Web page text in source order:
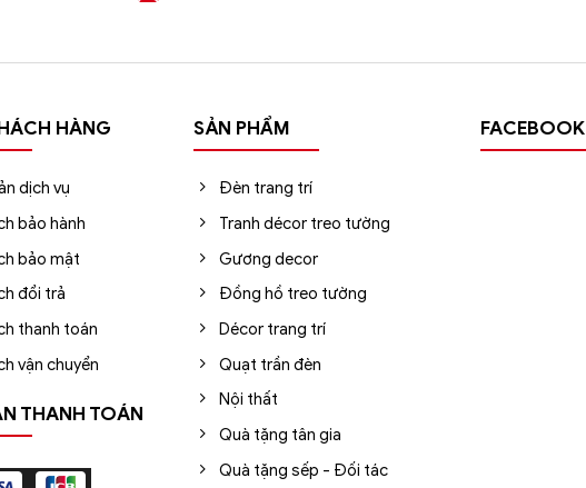
HÀNG
dịch vụ
bảo hành
bảo mật
đổi trả
thanh toán
vận chuyển
THANH TOÁN
SẢN PHẨM
Đèn trang trí
Tranh décor treo tường
Gương decor
Đồng hồ treo tường
Décor trang trí
Quạt trần đèn
Nội thất
Quà tặng tân gia
Quà tặng sếp - Đối tác
FACEBOOK